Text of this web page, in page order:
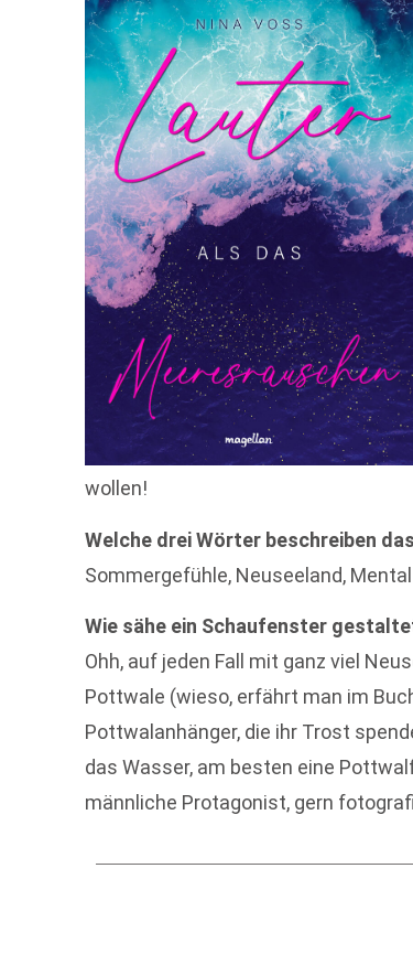
wollen!
Welche drei Wörter beschreiben
Sommergefühle, Neuseeland,
Wie sähe ein Schaufenster
Ohh, auf jeden Fall mit ganz viel
Pottwale (wieso, erfährt man im
Pottwalanhänger, die ihr Trost
das Wasser, am besten eine
männliche Protagonist, gern